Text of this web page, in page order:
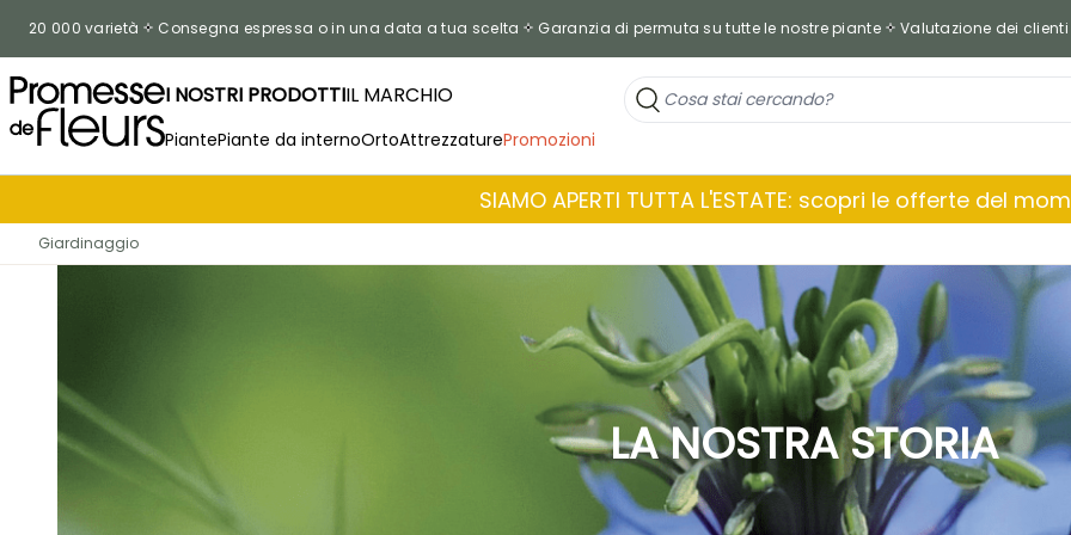
20 000 varietà Consegna espressa o in una data a tua scelta Garanzia di permuta su tutte le nostre piante Valutazione dei
I NOSTRI PRODOTTIIL MARCHIO
PiantePiante da internoOrtoAttrezzaturePromozioni
SIAMO APERTI TUTTA L'ESTATE: scopri le offerte del
Giardinaggio
LA NOSTRA STORIA